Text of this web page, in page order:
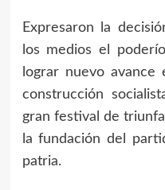
Expresaron la
los medios el
lograr nuevo
construcción
gran festival de
la fundación del
patria.